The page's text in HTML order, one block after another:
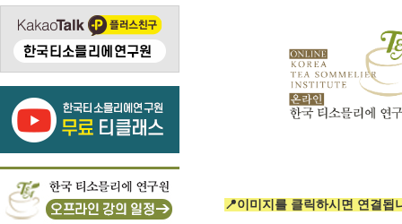
📍이미지를 클릭하시면 연결됩